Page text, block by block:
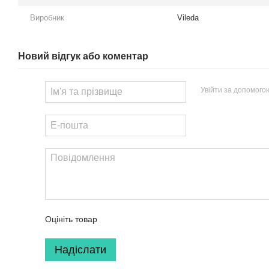
Виробник Vileda
Новий відгук або коментар
Увійти за
Оцініть товар
Надіслати